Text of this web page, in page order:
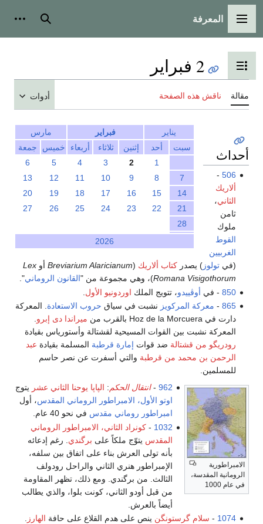
القائمة الرئيسية
المعرفة بحث
تبديل عرض جدول المحتويات
2 فبراير
مقالة ناقش هذه الصفحة أدوات
يناير فبراير
مارس
سبت
أحد إثنين ثلاثاء أربعاء خميس
جمعة
1
2
3
4
5
6
7
8
9
10
11
12
13
14
15
16
17
18
19
20
21
22
23
24
25
26
27
28
2026
أحداث
506
-
ألاريك
الثاني،
ثامن
ملوك
القوط
الغربيين
(فيتولوز) يصدركتاب ألاريك (
Breviarium Alaricianum أوLex
Romana Visigothorum)، وهي مجموعة من "القانون الروماني".
850 - في أوڤييدو، تتويج الملك اوردونيو الأول
865
- معركة المركويز نشبت في سياق حروب الاستعادة . المعركة
دارت في Hoz de la Morcuera بالقرب من
ميراندا دى إبرو
المعركة نشبت بين القوات المسيحية لقشتالة وأستورياس بقيادة
رودريگو من قشتالة ضد قوات إمارة قرطبة المسلمة بقيادة عبد
الرحمن بن محمد من قرطبة والتي أسفرت عن نصر حاسم
للمسلمين.
الامبراطورية
الرومانية المقدسة،
في عام 1000
962
-انتقال الحكم: الپاپا يوحنا الثاني عشر يتوج
اوتو الأول، الامبراطور الروماني المقدس، أول
امبراطور روماني مقدس في نحو 40 عام.
1032
- كونراد الثاني، الامبراطور الروماني
المقدس يتوّج ملكاً على برگندي . رغم إدعائه
بأنه تولى العرش بناء على اتفاق بين سلفه،
الإمبراطور هنري الثاني والراحل رودولف
الثالث. من برگندي. ومع ذلك، تظهر المقاومة
من قبل أودو الثاني، كونت بلوا، والذي يطالب
أيضاً بالعرش.
1074
- سلام گرستونگن ينص على هدم القلاع على حافة الهارز